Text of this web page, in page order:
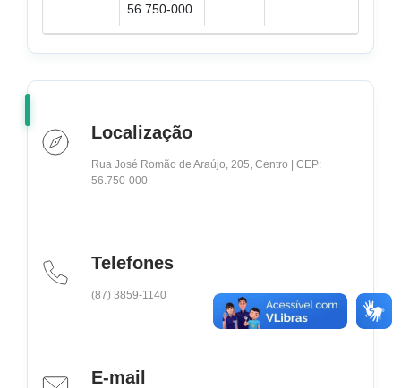
56.750-000
Localização
Rua José Romão de Araújo, 205, Centro | CEP:
56.750-000
Telefones
(87) 3859-1140
E-mail